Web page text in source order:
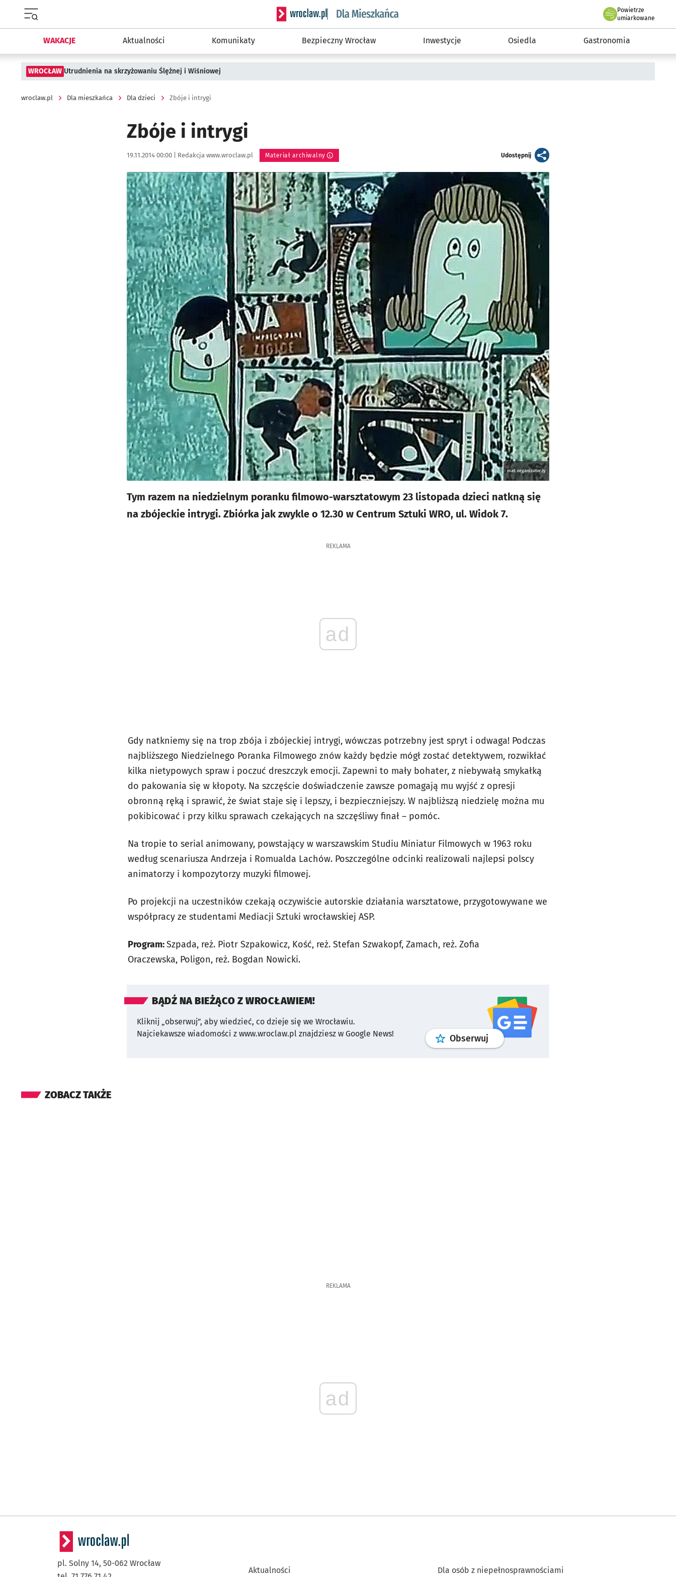
Serwis informacyjny wroclaw.pl podserwis: Dla mieszkańca
Powietrze
we Wrocławiu
umiarkowane
WAKACJE Aktualności Komunikaty Bezpieczny Wrocław Inwestycje Osiedla Gastronomia
WROCŁAW Utrudnienia na skrzyżowaniu Ślężnej i Wiśniowej
wroclaw.pl Dla mieszkańca Dla dzieci Zbóje i intrygi
Zbóje i intrygi
Data publikacji:
19.11.2014 00:00 | Autor:
Redakcja www.wroclaw.pl Materiał archiwalny Udostępnijartykuł
Kliknij, aby powiększyć
mat. organizatorzy
Tym razem na niedzielnym poranku filmowo-warsztatowym 23 listopada dzieci natkną się
na zbójeckie intrygi. Zbiórka jak zwykle o 12.30 w Centrum Sztuki WRO, ul. Widok 7.
REKLAMA
ad
Gdy natkniemy się na trop zbója i zbójeckiej intrygi, wówczas potrzebny jest spryt i odwaga! Podczas
najbliższego Niedzielnego Poranka Filmowego znów każdy będzie mógł zostać detektywem, rozwikłać
kilka nietypowych spraw i poczuć dreszczyk emocji. Zapewni to mały bohater, z niebywałą smykałką
do pakowania się w kłopoty. Na szczęście doświadczenie zawsze pomagają mu wyjść z opresji
obronną ręką i sprawić, że świat staje się i lepszy, i bezpieczniejszy. W najbliższą niedzielę można mu
pokibicować i przy kilku sprawach czekających na szczęśliwy finał – pomóc.
Na tropie to serial animowany, powstający w warszawskim Studiu Miniatur Filmowych w 1963 roku
według scenariusza Andrzeja i Romualda Lachów. Poszczególne odcinki realizowali najlepsi polscy
animatorzy i kompozytorzy muzyki filmowej.
Po projekcji na uczestników czekają oczywiście autorskie działania warsztatowe, przygotowywane we
współpracy ze studentami Mediacji Sztuki wrocławskiej ASP.
Program:Szpada, reż. Piotr Szpakowicz, Kość, reż. Stefan Szwakopf, Zamach, reż. Zofia
Oraczewska, Poligon, reż. Bogdan Nowicki.
BĄDŹ NA BIEŻĄCO Z WROCŁAWIEM!
Kliknij „obserwuj”, aby wiedzieć, co dzieje się we Wrocławiu.
Najciekawsze wiadomości z www.wroclaw.pl znajdziesz w Google News!
Obserwuj profilgoogle news
ZOBACZ TAKŻE
REKLAMA
ad
pl. Solny 14, 50-062 Wrocław
Aktualności Dla osób z niepełnosprawnościami